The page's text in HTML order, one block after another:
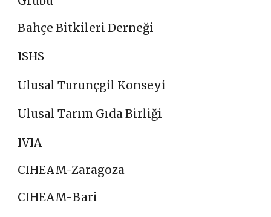
Bahçe Bitkileri Derneği
ISHS
Ulusal Turunçgil Konseyi
Ulusal Tarım Gıda Birliği
IVIA
CIHEAM-Zaragoza
CIHEAM-Bari